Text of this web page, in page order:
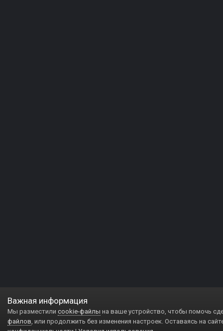
Важная информация
Мы разместили cookie-файлы на ваше устройство, чтобы помочь
файлов, или продолжить без изменения настроек. Оставаясь на